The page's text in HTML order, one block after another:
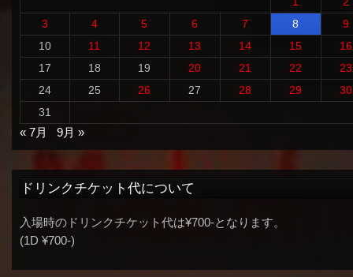
3
4 5 6 7 8
9
10
11 12 13 14 15
16
17
18 19 20 21 22
23
24
25 26 27 28 29
30
31
« 7月
9月 »
ドリンクチケット代について
入場時のドリンクチケット代は¥700-となります。
(1D ¥700-)